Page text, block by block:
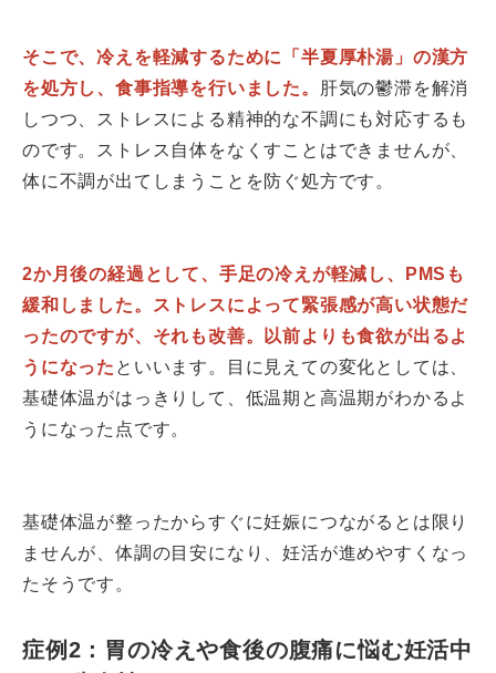
そこで、冷えを軽減するために「半夏厚朴湯」の漢方
を処方し、食事指導を行いました。
肝気の鬱滞を解消
しつつ、ストレスによる精神的な不調にも対応するも
のです。ストレス自体をなくすことはできませんが、
体に不調が出てしまうことを防ぐ処方です。
2か月後の経過として、手足の冷えが軽減し、PMSも
緩和しました。ストレスによって緊張感が高い状態だ
ったのですが、それも改善。以前よりも食欲が出るよ
うになった といいます。目に見えての変化としては、
基礎体温がはっきりして、低温期と高温期がわかるよ
うになった点です。
基礎体温が整ったからすぐに妊娠につながるとは限り
ませんが、体調の目安になり、妊活が進めやすくなっ
たそうです。
症例2：胃の冷えや食後の腹痛に悩む妊活中